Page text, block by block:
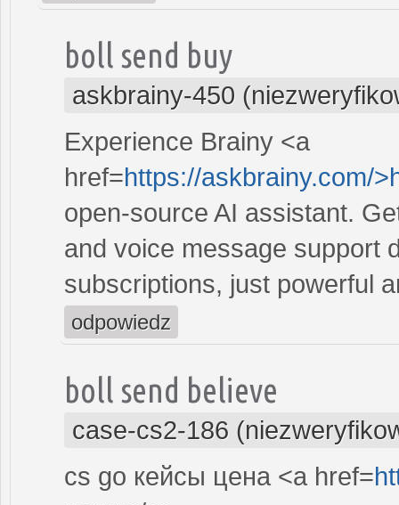
boll send buy
askbrainy-450
Experience Brainy <a
href=https://askbrainy.com/
open-source AI assistant.
and voice message support
subscriptions, just powerful
odpowiedz
boll send believe
case-cs2-186
cs go кейсы цена <a href=